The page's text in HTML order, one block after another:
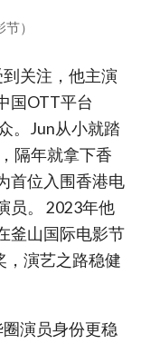
）
关注，他主演
国OTT平台
。Jun从小就踏
隔年就拿下香
首位入围香港电
员。 2023年他
釜山国际电影节
，演艺之路稳健
演员身份更稳